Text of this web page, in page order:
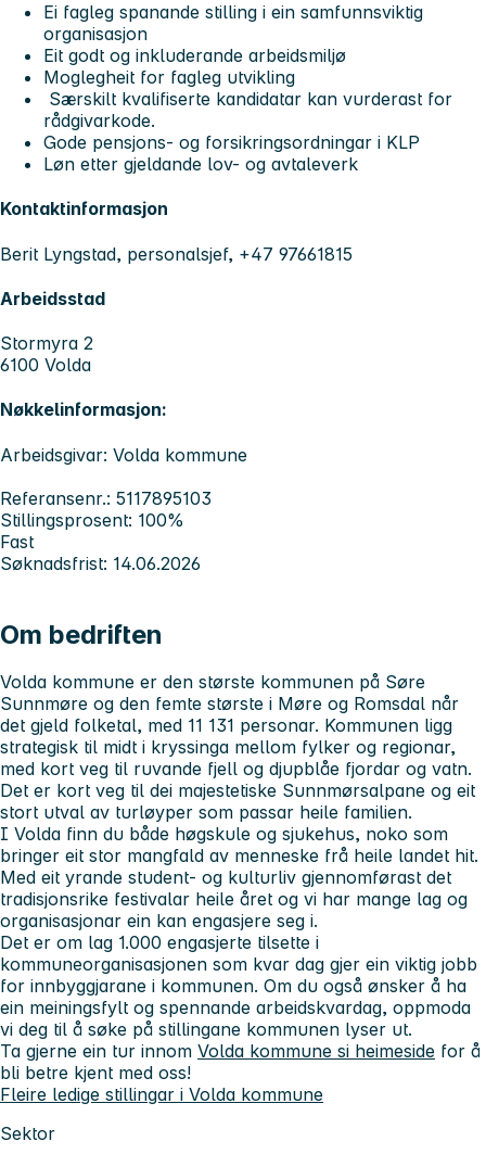
Ei fagleg spanande stilling i ein samfunnsviktig
organisasjon
Eit godt og inkluderande arbeidsmiljø
Moglegheit for fagleg utvikling
Særskilt kvalifiserte kandidatar kan vurderast for
rådgivarkode.
Gode pensjons- og forsikringsordningar i KLP
Løn etter gjeldande lov- og avtaleverk
Kontaktinformasjon
Berit Lyngstad, personalsjef, +47 97661815
Arbeidsstad
Stormyra 2
6100 Volda
Nøkkelinformasjon:
Arbeidsgivar: Volda kommune
Referansenr.: 5117895103
Stillingsprosent: 100%
Fast
Søknadsfrist: 14.06.2026
Om bedriften
Volda kommune er den største kommunen på Søre
Sunnmøre og den femte største i Møre og Romsdal når
det gjeld folketal, med 11 131 personar. Kommunen ligg
strategisk til midt i kryssinga mellom fylker og regionar,
med kort veg til ruvande fjell og djupblåe fjordar og vatn.
Det er kort veg til dei majestetiske Sunnmørsalpane og eit
stort utval av turløyper som passar heile familien.
I Volda finn du både høgskule og sjukehus, noko som
bringer eit stor mangfald av menneske frå heile landet hit.
Med eit yrande student- og kulturliv gjennomførast det
tradisjonsrike festivalar heile året og vi har mange lag og
organisasjonar ein kan engasjere seg i.
Det er om lag 1.000 engasjerte tilsette i
kommuneorganisasjonen som kvar dag gjer ein viktig jobb
for innbyggjarane i kommunen. Om du også ønsker å ha
ein meiningsfylt og spennande arbeidskvardag, oppmoda
vi deg til å søke på stillingane kommunen lyser ut.
Ta gjerne ein tur innom Volda kommune si heimeside for å
bli betre kjent med oss!
Fleire ledige stillingar i Volda kommune
Sektor